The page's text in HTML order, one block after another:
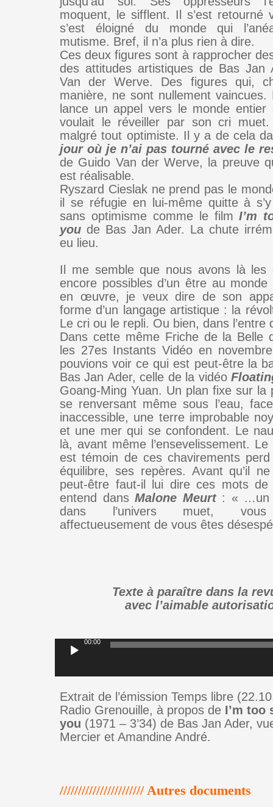
moquent, le sifflent. Il s’est retourné
s’est éloigné du monde qui
mutisme. Bref, il n’a plus rien à dire.
Ces deux figures sont à rapprocher
des attitudes artistiques de Bas Jan
Van der Werve. Des figures qui,
manière, ne sont nullement vaincues.
lance un appel vers le monde entier
voulait le réveiller par son cri muet.
malgré tout optimiste. Il y a de cela
jour où je n’ai pas tourné avec le
de Guido Van der Werve, la preuve
est réalisable.
Ryszard Cieslak ne prend pas le
il se réfugie en lui-même quitte à
sans optimisme comme le filmI’m
you de Bas Jan Ader. La chute
eu lieu.
Il me semble que nous avons là les
encore possibles d’un être au
en œuvre, je veux dire de son
forme d’un langage artistique : la
Le cri ou le repli. Ou bien, dans l’entre
Dans cette même Friche de la Belle
les 27es Instants Vidéo en
pouvions voir ce qui est peut-être la
Bas Jan Ader, celle de la vidéo
Goang-Ming Yuan. Un plan fixe sur la
se renversant même sous l’eau,
inaccessible, une terre improbable
et une mer qui se confondent. Le
là, avant même l’ensevelissement.
est témoin de ces chavirements
équilibre, ses repères. Avant qu’il
peut-être faut-il lui dire ces mots de
entend dans Malone Meurt: « …un
dans l’univers muet, vous
affectueusement de vous êtes
Texte à paraître dans la
avec l’aimable
Lecteur
00:00
Extrait de l’émission Temps libre
Radio Grenouille, à propos de I’m too
you (1971 – 3’34) de Bas Jan Ader,
Mercier et Amandine André.
/////////////////////// Autres documents